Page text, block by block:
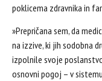
poklicema zdravnika in
»Prepričana sem, da
na izzive, ki jih sodobna
izpolnile svoje
osnovni pogoj – v